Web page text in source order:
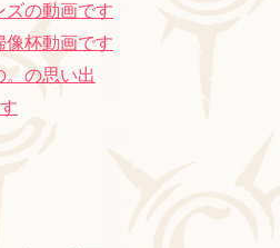
ズの動画です
像杯動画です
。の思い出